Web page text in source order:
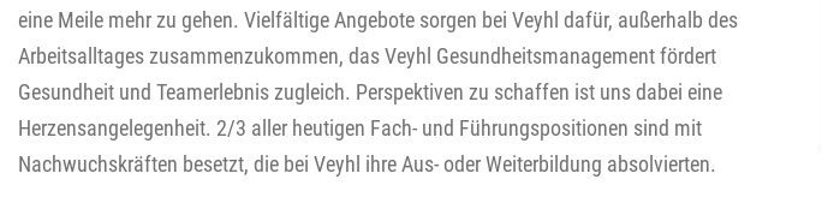
eine Meile mehr zu gehen. Vielfältige Angebote sorgen bei Veyhl dafür, außerhalb des
Arbeitsalltages zusammenzukommen, das Veyhl Gesundheitsmanagement fördert
Gesundheit und Teamerlebnis zugleich. Perspektiven zu schaffen ist uns dabei eine
Herzensangelegenheit. 2/3 aller heutigen Fach- und Führungspositionen sind mit
Nachwuchskräften besetzt, die bei Veyhl ihre Aus- oder Weiterbildung absolvierten.